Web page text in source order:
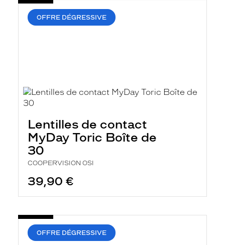
OFFRE DÉGRESSIVE
Lentilles de contact
MyDay Toric Boîte de
30
COOPERVISION OSI
39,90 €
OFFRE DÉGRESSIVE